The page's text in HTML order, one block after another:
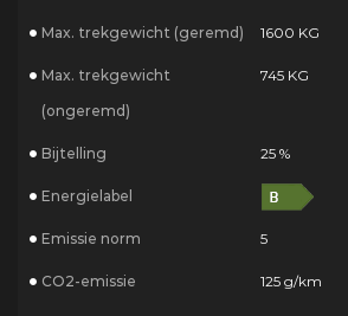
Max. trekgewicht (geremd) 1600 KG
Max. trekgewicht
(ongeremd)
745 KG
Bijtelling 25 %
Energielabel
Emissie norm 5
CO2-emissie 125 g/km